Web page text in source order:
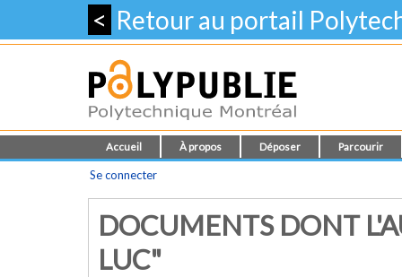
< Retour au portail
Accueil À propos Déposer Parcourir
Se connecter
DOCUMENTS DONT
LUC"